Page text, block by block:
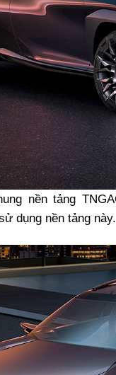
nền tảng
dụng nền tảng này.